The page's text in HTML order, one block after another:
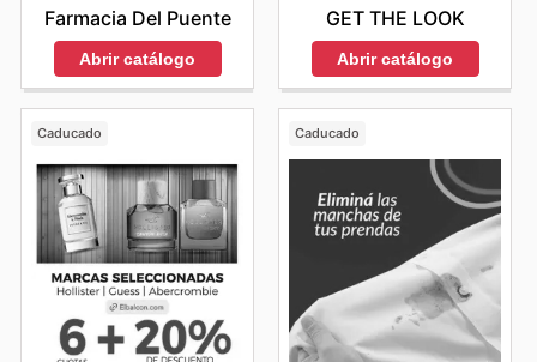
Farmacia Del Puente
Abrir catálogo
GET THE LOOK
Abrir catálogo
Caducado Caducado